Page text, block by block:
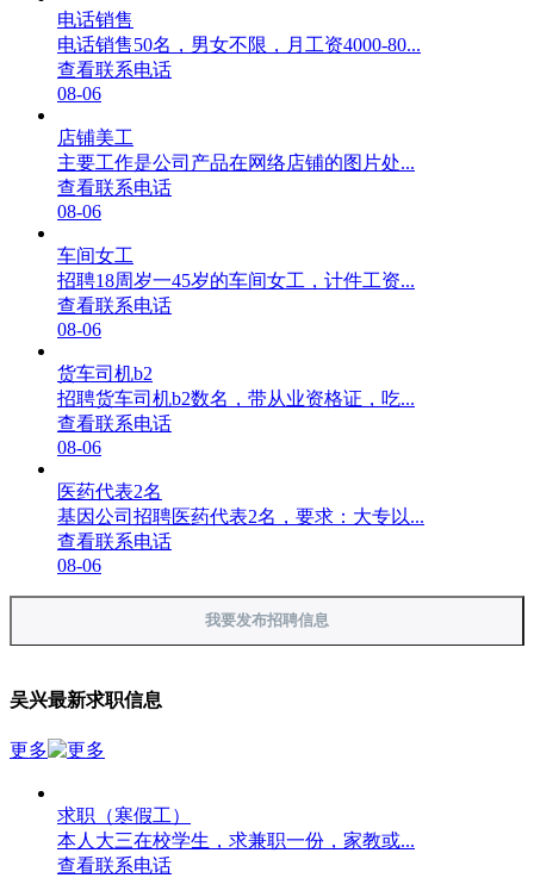
电话销售
电话销售50名，男女不限，月工资4000-80...
查看联系电话
08-06
店铺美工
主要工作是公司产品在网络店铺的图片处...
查看联系电话
08-06
车间女工
招聘18周岁一45岁的车间女工，计件工资...
查看联系电话
08-06
货车司机b2
招聘货车司机b2数名，带从业资格证，吃...
查看联系电话
08-06
医药代表2名
基因公司招聘医药代表2名，要求：大专以...
查看联系电话
08-06
我要发布招聘信息
吴兴最新求职信息
更多
求职（寒假工）
本人大三在校学生，求兼职一份，家教或...
查看联系电话